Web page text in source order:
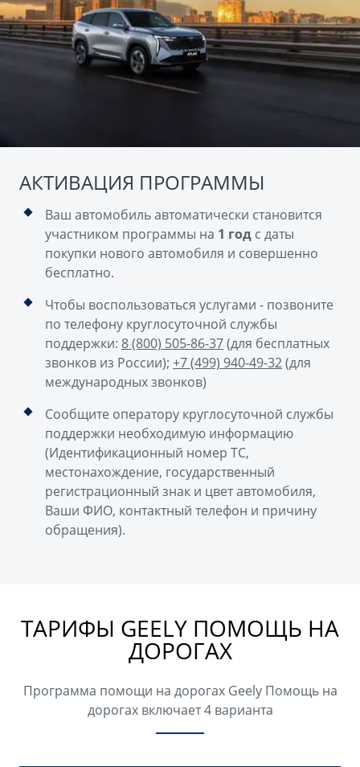
АКТИВАЦИЯ ПРОГРАММЫ
Ваш автомобиль автоматически становится
участником программы на 1 год с даты
покупки нового автомобиля и совершенно
бесплатно.
Чтобы воспользоваться услугами - позвоните
по телефону круглосуточной службы
поддержки: 8 (800) 505-86-37(для бесплатных
звонков из России); +7 (499) 940-49-32(для
международных звонков)
Сообщите оператору круглосуточной службы
поддержки необходимую информацию
(Идентификационный номер ТС,
местонахождение, государственный
регистрационный знак и цвет автомобиля,
Ваши ФИО, контактный телефон и причину
обращения).
ТАРИФЫ GEELY ПОМОЩЬ НА
ДОРОГАХ
Программа помощи на дорогах Geely Помощь на
дорогах включает 4 варианта